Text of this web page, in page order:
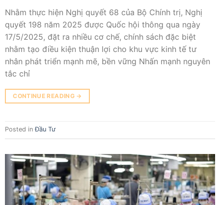
Nhằm thực hiện Nghị quyết 68 của Bộ Chính trị, Nghị
quyết 198 năm 2025 được Quốc hội thông qua ngày
17/5/2025, đặt ra nhiều cơ chế, chính sách đặc biệt
nhằm tạo điều kiện thuận lợi cho khu vực kinh tế tư
nhân phát triển mạnh mẽ, bền vững Nhấn mạnh nguyên
tắc chỉ
CONTINUE READING →
Posted inĐầu Tư